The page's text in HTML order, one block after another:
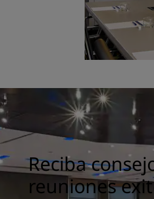
Reciba
reuniones